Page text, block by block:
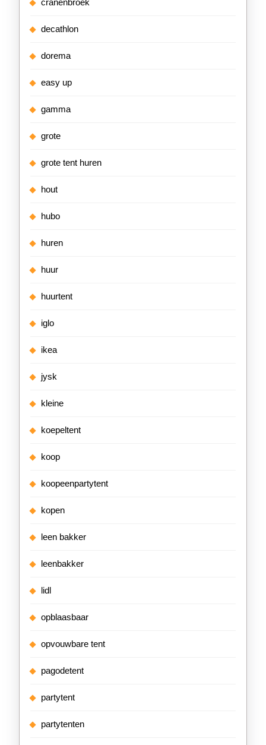
cranenbroek
decathlon
dorema
easy up
gamma
grote
grote tent huren
hout
hubo
huren
huur
huurtent
iglo
ikea
jysk
kleine
koepeltent
koop
koopeenpartytent
kopen
leen bakker
leenbakker
lidl
opblaasbaar
opvouwbare tent
pagodetent
partytent
partytenten